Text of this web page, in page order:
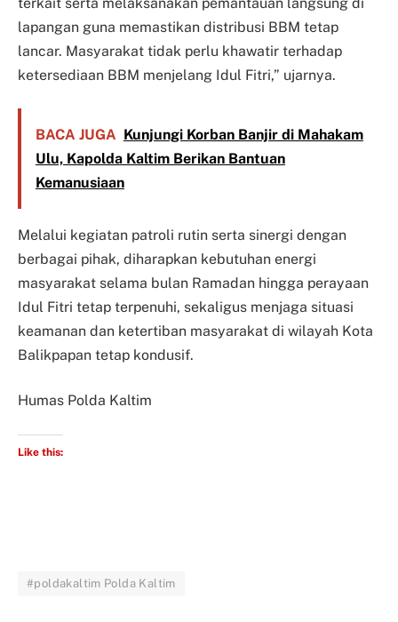
lapangan guna memastikan distribusi BBM tetap
lancar. Masyarakat tidak perlu khawatir terhadap
ketersediaan BBM menjelang Idul Fitri,” ujarnya.
BACA JUGA Kunjungi Korban Banjir di Mahakam
Ulu, Kapolda Kaltim Berikan Bantuan
Kemanusiaan
Melalui kegiatan patroli rutin serta sinergi dengan
berbagai pihak, diharapkan kebutuhan energi
masyarakat selama bulan Ramadan hingga perayaan
Idul Fitri tetap terpenuhi, sekaligus menjaga situasi
keamanan dan ketertiban masyarakat di wilayah Kota
Balikpapan tetap kondusif.
Humas Polda Kaltim
Like this:
#poldakaltim Polda Kaltim